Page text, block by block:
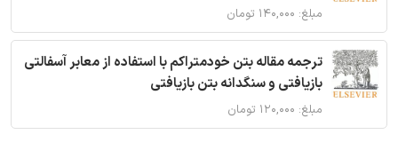
مبلغ: ۱۴۰,۰۰۰ تومان
ترجمه مقاله بتن خودمتراکم با استفاده از معابر آسفالتی
بازیافتی و سنگدانه بتن بازیافتی
مبلغ: ۱۲۰,۰۰۰ تومان